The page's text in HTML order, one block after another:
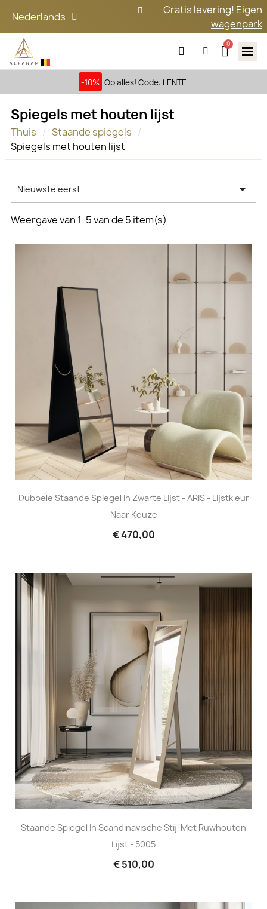
Nederlands
Gratis levering! Eigen
wagenpark
-10% Op alles! Code: LENTE
Spiegels met houten lijst
Thuis
Staande spiegels
Spiegels met houten lijst
Nieuwste eerst 
Weergave van 1-5 van de 5 item(s)
Dubbele Staande Spiegel In Zwarte Lijst - ARIS - Lijstkleur
Naar Keuze
€ 470,00
Staande Spiegel In Scandinavische Stijl Met Ruwhouten
Lijst - 5005
€ 510,00